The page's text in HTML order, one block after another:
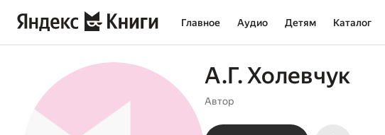
Главное Аудио Детям Каталог
А.Г. Холевчук
Автор